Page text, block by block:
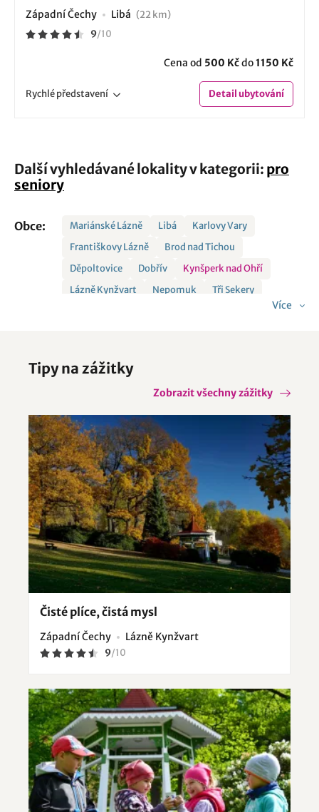
Západní Čechy Libá (22 km)
9/10
Cena od 500 Kčdo1150 Kč
Rychlépředstavení Detailubytování
Další vyhledávané lokality v kategorii: pro
seniory
Obce: Mariánské Lázně Libá
Karlovy Vary
Františkovy Lázně
Brod nad Tichou
Děpoltovice
Dobřív
Kynšperk nad Ohří
Lázně Kynžvart
Nepomuk Tři Sekery
Více
Tipy na zážitky
Zobrazit všechny zážitky
Čisté plíce, čistá mysl
Západní Čechy Lázně Kynžvart
9/10